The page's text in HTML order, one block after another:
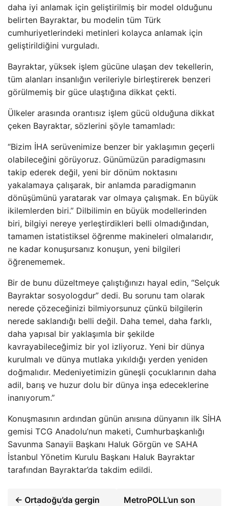
daha iyi anlamak için geliştirilmiş bir model olduğunu
belirten Bayraktar, bu modelin tüm Türk
cumhuriyetlerindeki metinleri kolayca anlamak için
geliştirildiğini vurguladı.
Bayraktar, yüksek işlem gücüne ulaşan dev tekellerin,
tüm alanları insanlığın verileriyle birleştirerek benzeri
görülmemiş bir güce ulaştığına dikkat çekti.
Ülkeler arasında orantısız işlem gücü olduğuna dikkat
çeken Bayraktar, sözlerini şöyle tamamladı:
“Bizim İHA serüvenimize benzer bir yaklaşımın geçerli
olabileceğini görüyoruz. Günümüzün paradigmasını
takip ederek değil, yeni bir dönüm noktasını
yakalamaya çalışarak, bir anlamda paradigmanın
dönüşümünü yaratarak var olmaya çalışmak. En büyük
ikilemlerden biri.” Dilbilimin en büyük modellerinden
biri, bilgiyi nereye yerleştirdikleri belli olmadığından,
tamamen istatistiksel öğrenme makineleri olmalarıdır,
ne kadar konuşursanız konuşun, yeni bilgileri
öğrenememek.
Bir de bunu düzeltmeye çalıştığınızı hayal edin, “Selçuk
Bayraktar sosyologdur” dedi. Bu sorunu tam olarak
nerede çözeceğinizi bilmiyorsunuz çünkü bilgilerin
nerede saklandığı belli değil. Daha temel, daha farklı,
daha yapısal bir yaklaşımla bir şekilde
kavrayabileceğimiz bir yol izliyoruz. Yeni bir dünya
kurulmalı ve dünya mutlaka yıkıldığı yerden yeniden
doğmalıdır. Medeniyetimizin güneşli çocuklarının daha
adil, barış ve huzur dolu bir dünya inşa edeceklerine
inanıyorum.”
Konuşmasının ardından günün anısına dünyanın ilk SİHA
gemisi TCG Anadolu’nun maketi, Cumhurbaşkanlığı
Savunma Sanayii Başkanı Haluk Görgün ve SAHA
İstanbul Yönetim Kurulu Başkanı Haluk Bayraktar
tarafından Bayraktar’da takdim edildi.
← Ortadoğu’da gergin
MetroPOLL’un son